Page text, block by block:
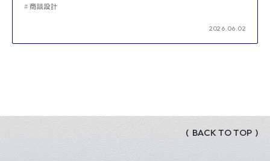
商談設計
2026.06.02
( BACK TOTOP )